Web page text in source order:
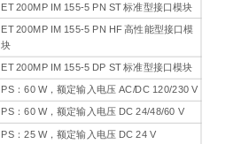
ET 200MP IM 155-5 PN ST 标准型接口模块
ET 200MP IM 155-5 PN HF 高性能型接口模
块
ET 200MP IM 155-5 DP ST 标准型接口模块
PS：60 W，额定输入电压 AC/DC 120/230 V
PS：60 W，额定输入电压 DC 24/48/60 V
PS：25 W，额定输入电压 DC 24 V